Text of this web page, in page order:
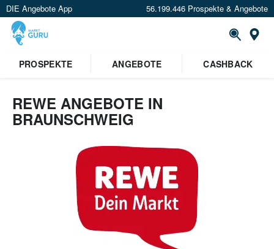
DIE Angebote App 56.199.446 Prospekte & Angebote
PROSPEKTE
ANGEBOTE CASHBACK
REWE ANGEBOTE IN
BRAUNSCHWEIG